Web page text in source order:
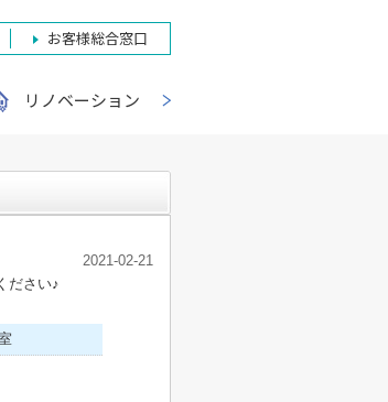
お客様総合窓口
リノベーション
2021-02-21
ださい♪